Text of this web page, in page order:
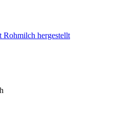
Rohmilch hergestellt